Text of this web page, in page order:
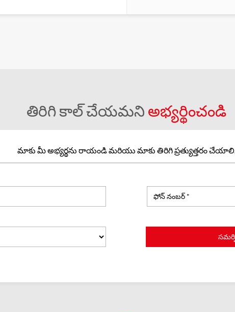
తిరిగి కాల్ చేయమని అభ్యర్థించండి
మాకు మీ అభ్యర్థను రాయండి మరియు మాకు తిరిగి ప్రత్యుత్తరం చేయాలి.